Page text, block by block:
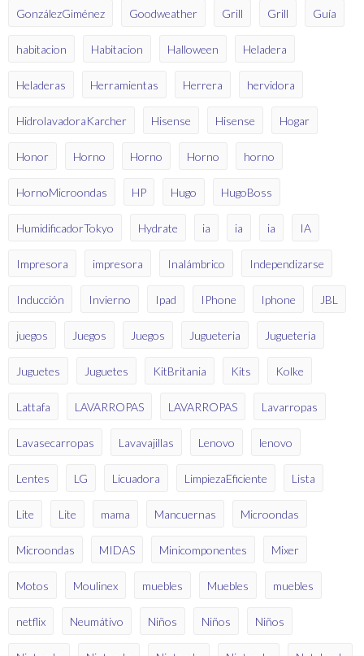
GonzálezGiménez Goodweather Grill Grill Guía
habitacion Habitacion Halloween Heladera
Heladeras Herramientas Herrera hervidora
HidrolavadoraKarcher Hisense Hisense Hogar
Honor Horno Horno Horno horno
HornoMicroondas HP Hugo HugoBoss
HumidificadorTokyo Hydrate ia ia ia IA
Impresora impresora Inalámbrico Independizarse
Inducción Invierno Ipad IPhone Iphone JBL
juegos Juegos Juegos Jugueteria Jugueteria
Juguetes Juguetes KitBritania Kits Kolke
Lattafa LAVARROPAS LAVARROPAS Lavarropas
Lavasecarropas Lavavajillas Lenovo lenovo
Lentes LG Licuadora LimpiezaEficiente Lista
Lite Lite mama Mancuernas Microondas
Microondas MIDAS Minicomponentes Mixer
Motos Moulinex muebles Muebles muebles
netflix Neumátivo Niños Niños Niños